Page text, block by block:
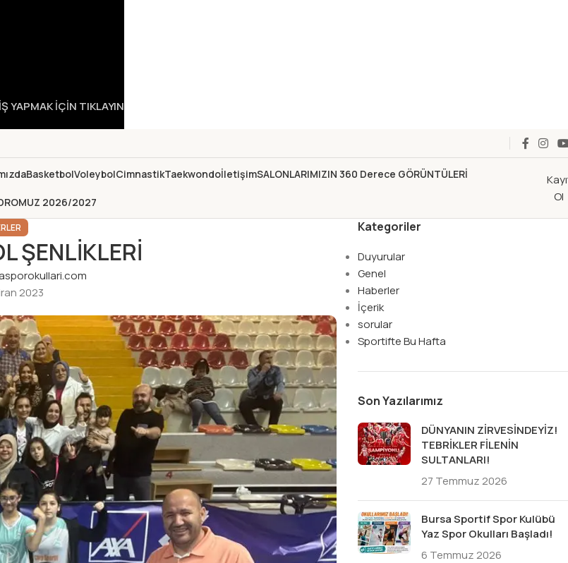
BasketbolVoleybolCimnastikTaekwondoİletişimSALONLARIMIZIN 360 Derece GÖRÜNTÜLERİ
2026/2027
Ol
ŞENLİKLERİ
2023
Kategoriler
Duyurular
Genel
Haberler
İçerik
sorular
Sportifte Bu Hafta
Son Yazılarımız
DÜNYANIN ZİRVESİNDEYİZ!
TEBRİKLER FİLENİN
SULTANLARI!
27 Temmuz 2026
Bursa Sportif Spor Kulübü
Yaz Spor Okulları Başladı!
6 Temmuz 2026
YAPMAK İÇİN TIKLAYIN